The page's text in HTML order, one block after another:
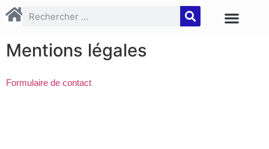
Mentions légales
Formulaire de contact